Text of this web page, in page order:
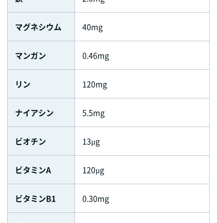
マグネシウム 40mg
マンガン 0.46mg
リン 120mg
ナイアシン 5.5mg
ビオチン 13µg
ビタミンA 120µg
ビタミンB1 0.30mg